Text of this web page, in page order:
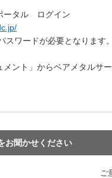
ータル ログイン
スワードが必要となります。
メント」からベアメタルサ
お聞かせください
ご